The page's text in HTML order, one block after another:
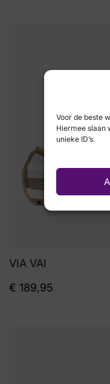
Voor de beste
Hiermee slaan
unieke ID’s.
VIA VAI
€ 189,95